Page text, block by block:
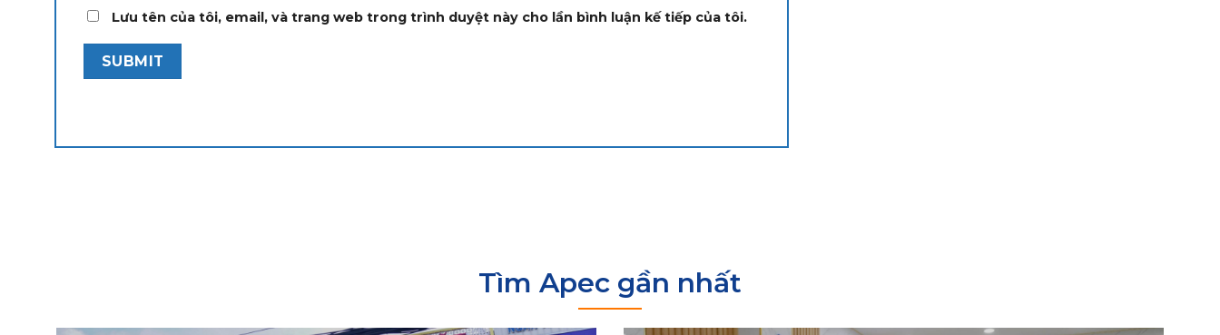
Lưu tên của tôi, email, và trang web trong trình duyệt này cho lần bình luận kế tiếp của tôi.
Tìm Apec gần nhất